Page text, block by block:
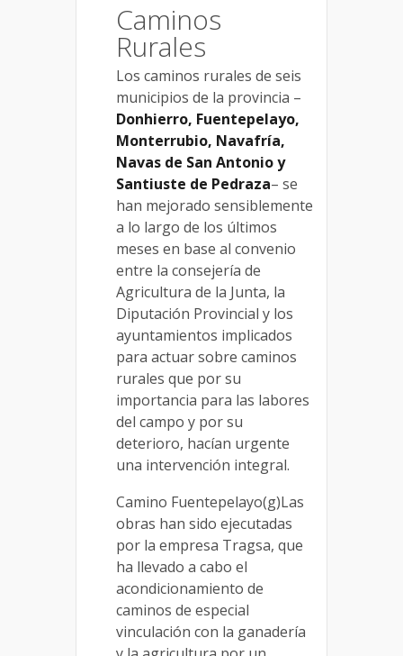
Caminos
Rurales
Los caminos rurales de seis
municipios de la provincia –
Donhierro, Fuentepelayo,
Monterrubio, Navafría,
Navas de San Antonio y
Santiuste de Pedraza– se
han mejorado sensiblemente
a lo largo de los últimos
meses en base al convenio
entre la consejería de
Agricultura de la Junta, la
Diputación Provincial y los
ayuntamientos implicados
para actuar sobre caminos
rurales que por su
importancia para las labores
del campo y por su
deterioro, hacían urgente
una intervención integral.
Camino Fuentepelayo(g)Las
obras han sido ejecutadas
por la empresa Tragsa, que
ha llevado a cabo el
acondicionamiento de
caminos de especial
vinculación con la ganadería